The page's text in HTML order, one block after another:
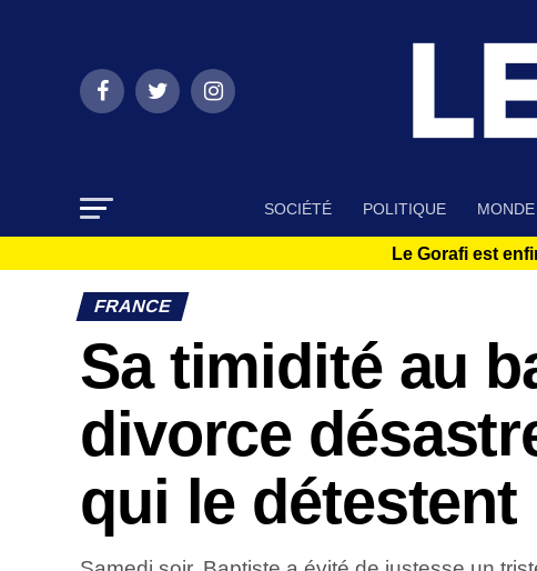
SOCIÉTÉ POLITIQUE
Le Gorafi est
FRANCE
Sa timidité au
divorce
qui le détestent